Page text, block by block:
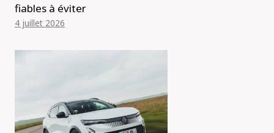
fiables à éviter
4 juillet 2026